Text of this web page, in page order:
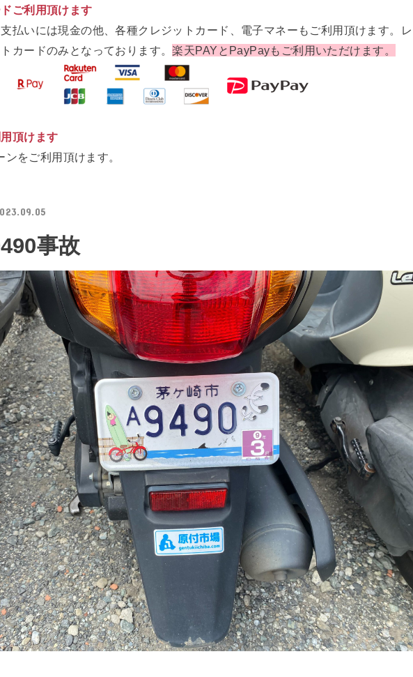
ご利用頂けます
払いには現金の他、各種クレジットカード、電子マネーもご利用頂けます。レ
カードのみとなっております。楽天PAYとPayPayもご利用いただけます。
頂けます
をご利用頂けます。
事故